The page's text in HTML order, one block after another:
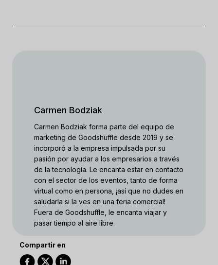
Carmen Bodziak
Carmen Bodziak forma parte del equipo de
marketing de Goodshuffle desde 2019 y se
incorporó a la empresa impulsada por su
pasión por ayudar a los empresarios a través
de la tecnología. Le encanta estar en contacto
con el sector de los eventos, tanto de forma
virtual como en persona, ¡así que no dudes en
saludarla si la ves en una feria comercial!
Fuera de Goodshuffle, le encanta viajar y
pasar tiempo al aire libre.
Compartir en